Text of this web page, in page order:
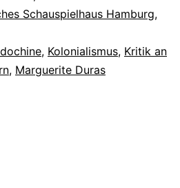
Schauspielhaus Hamburg,
, Kolonialismus, Kritik an
, Marguerite Duras